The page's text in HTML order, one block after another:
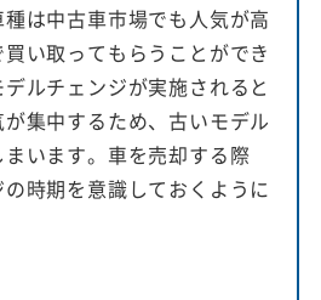
は中古車市場でも人気が高
い取ってもらうことができ
ルチェンジが実施されると
集中するため、古いモデル
います。車を売却する際
時期を意識しておくように